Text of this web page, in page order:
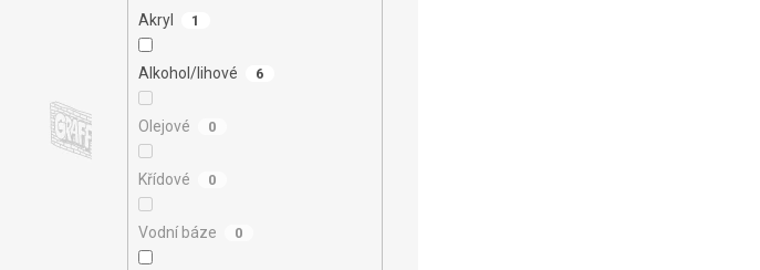
Akryl 1
Alkohol/lihové 6
Olejové 0
Křídové 0
Vodní báze 0